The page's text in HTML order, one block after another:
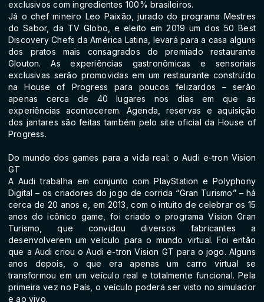
exclusivos com ingredientes 100% brasileiros.
Já o chef mineiro Leo Paixão, jurado do programa Mestres
do Sabor, da TV Globo, e eleito em 2019 um dos 50 Best
Discovery Chefs da América Latina, levará para a casa alguns
dos pratos mais consagrados do premiado restaurante
Glouton. As experiências gastronômicas e sensoriais
exclusivas serão promovidas em um restaurante construído
na House of Progress para poucos felizardos – serão
apenas cerca de 40 lugares nos dias em que as
experiências acontecerem. Agenda, reservas e aquisição
dos jantares são feitas também pelo site oficial da House of
Progress.
Do mundo dos games para a vida real: o Audi e-tron Vision
GT
A Audi trabalha em conjunto com PlayStation e Polyphony
Digital – os criadores do jogo de corrida “Gran Turismo” – há
cerca de 20 anos e, em 2013, com o intuito de celebrar os 15
anos do icônico game, foi criado o programa Vision Gran
Turismo, que convidou diversos fabricantes a
desenvolverem um veículo para o mundo virtual. Foi então
que a Audi criou o Audi e-tron Vision GT para o jogo. Alguns
anos depois, o que era apenas um carro virtual se
transformou em um veículo real e totalmente funcional. Pela
primeira vez no País, o veículo poderá ser visto no simulador
e ao vivo.